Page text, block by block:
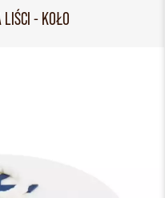
LIŚCI - KOŁO